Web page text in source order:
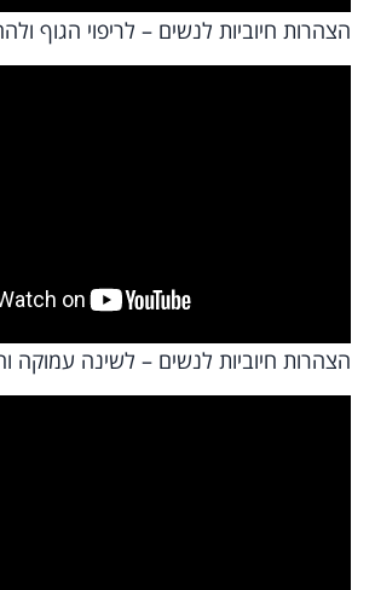
הצהרות חיוביות לנשים – לריפוי הגוף
הצהרות חיוביות לנשים – לשינה עמוקה